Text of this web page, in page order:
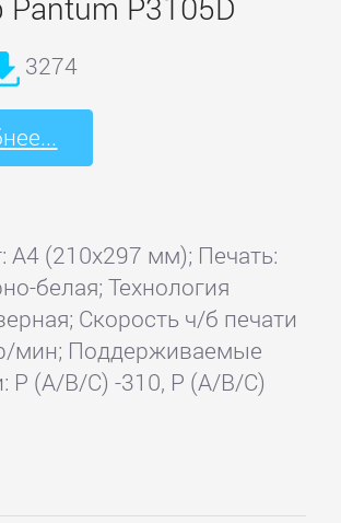
3274
A4 (210x297 мм); Печать:
белая; Технология
Скорость ч/б печати
мин; Поддерживаемые
P (A/B/C) -310, P (A/B/C)